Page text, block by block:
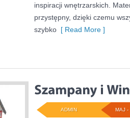
inspiracji wnętrzarskich.
przystępny, dzięki czemu
szybko [ Read More ]
MAJ -
ADMIN